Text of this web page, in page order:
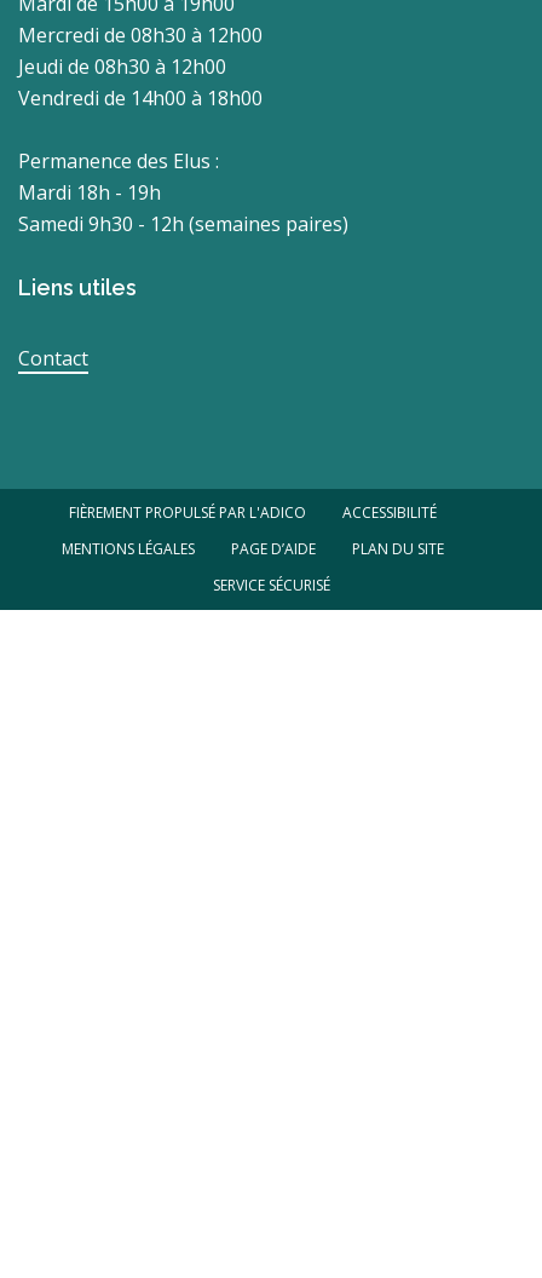
Mercredi de 08h30 à 12h00
Jeudi de 08h30 à 12h00
Vendredi de 14h00 à 18h00
Permanence des Elus :
Mardi 18h - 19h
Samedi 9h30 - 12h (semaines paires)
Liens utiles
Contact
FIÈREMENT PROPULSÉ PAR L'ADICO
ACCESSIBILITÉ
MENTIONS LÉGALES
PAGE D’AIDE
PLAN DU SITE
SERVICE SÉCURISÉ